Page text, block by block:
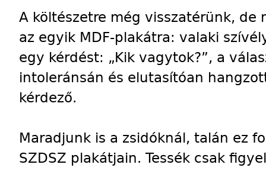
A költészetre még visszatérünk,
az egyik MDF-plakátra: valaki
egy kérdést: „Kik vagytok?”, a
intoleránsán és elutasítóan
kérdező.
Maradjunk is a zsidóknál, talán ez
SZDSZ plakátjain. Tessék csak